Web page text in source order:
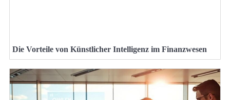
Die Vorteile von Künstlicher Intelligenz im Finanzwesen